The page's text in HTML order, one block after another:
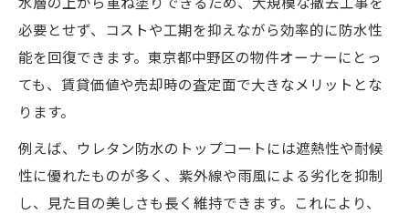
必要とせず、コストや工期を抑えながら効率的に防水性
能を回復できます。東京都中野区の物件オーナーにとっ
ても、賃貸価値や売却時の査定面で大きなメリットとな
ります。
例えば、ウレタン防水のトップコートには遮熱性や耐候
性に優れたものが多く、紫外線や雨風による劣化を抑制
し、見た目の美しさも長く維持できます。これにより、